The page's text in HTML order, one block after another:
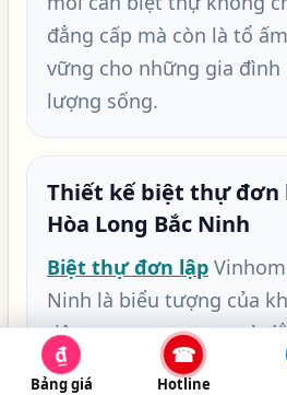
đẳng cấp mà còn là tổ
vững cho những gia đình
lượng sống.
Thiết kế biệt thự đơn
Hòa Long Bắc Ninh
Biệt thự đơn lập
Ninh là biểu tượng của
riêng tư, sang trọng và
lòng đại đô thị. Với
₫
Bảng giá
☎
Hotline